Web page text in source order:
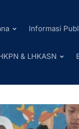
Informasi
& LHKASN